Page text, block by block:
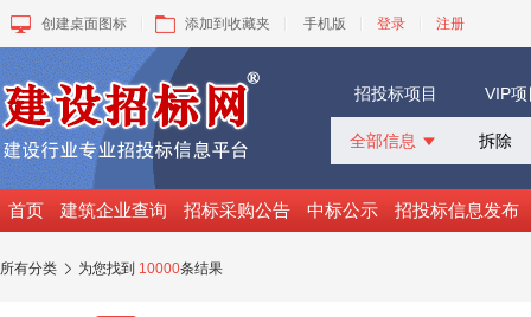
创建桌面图标 添加到收藏夹 手机版 登录 注册
招投标项目 VIP
全部信息 
招标采购
中标公示
首页 建筑企业查询 招标采购公告 中标公示 招投标信息发布
所有分类  为您找到 10000条结果